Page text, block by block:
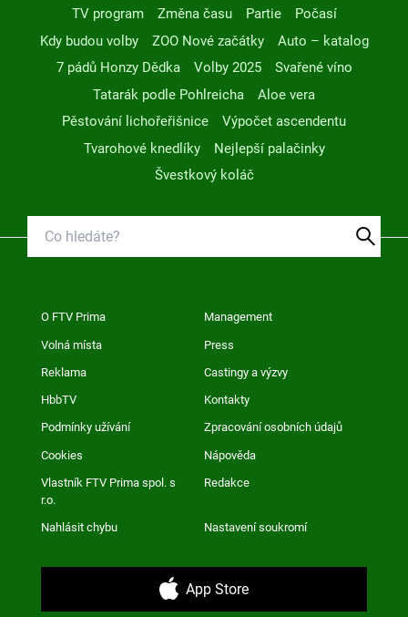
TV program
Změna času Partie
Počasí
Kdy budou volby
ZOO Nové začátky
Auto – katalog
7 pádů Honzy Dědka
Volby 2025
Svařené víno
Tatarák podle Pohlreicha
Aloe vera
Pěstování lichořeřišnice
Výpočet ascendentu
Tvarohové knedlíky
Nejlepší palačinky
Švestkový koláč
O FTV Prima Management
Volná místa Press
Reklama Castingy a výzvy
HbbTV Kontakty
Podmínky užívání Zpracování osobních údajů
Cookies Nápověda
Vlastník FTV Prima spol. s
r.o.
Redakce
Nahlásit chybu Nastavení soukromí
App Store